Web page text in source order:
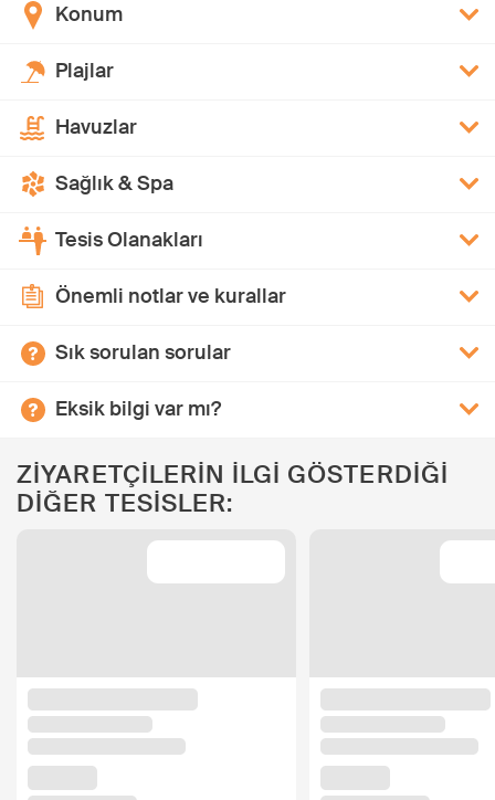
Konum
Plajlar
Havuzlar
Sağlık & Spa
Tesis Olanakları
Önemli notlar ve kurallar
Sık sorulan sorular
Eksik bilgi var mı?
ZİYARETÇİLERİN İLGİ GÖSTERDİĞİ
DİĞER TESİSLER: